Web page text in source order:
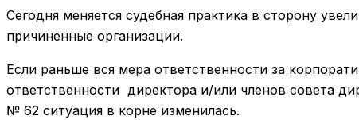
Сегодня меняется судебная практика в сторону
причиненные организации.
Если раньше вся мера ответственности за
ответственности директора и/или членов совета
№ 62 ситуация в корне изменилась.